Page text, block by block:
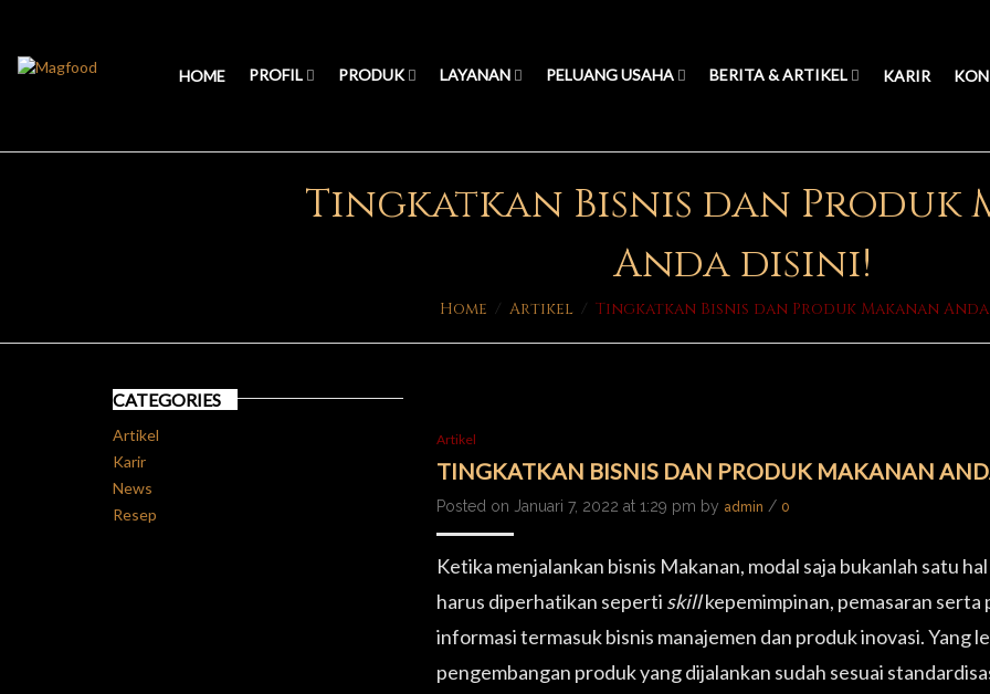
HOME PROFIL PRODUK LAYANAN PELUANG USAHA BERITA & ARTIKEL KARIR
Tingkatkan Bisnis dan Produk
Anda disini!
Home / Artikel / Tingkatkan Bisnis dan Produk Makanan
Artikel
TINGKATKAN BISNIS DAN PRODUK MAKANAN
Posted on Januari 7, 2022 at 1:29 pm by admin / 0
Ketika menjalankan bisnis Makanan, modal saja bukanlah satu
harus diperhatikan seperti skillkepemimpinan, pemasaran
informasi termasuk bisnis manajemen dan produk inovasi. Yang
pengembangan produk yang dijalankan sudah sesuai
CATEGORIES
Artikel
Karir
News
Resep